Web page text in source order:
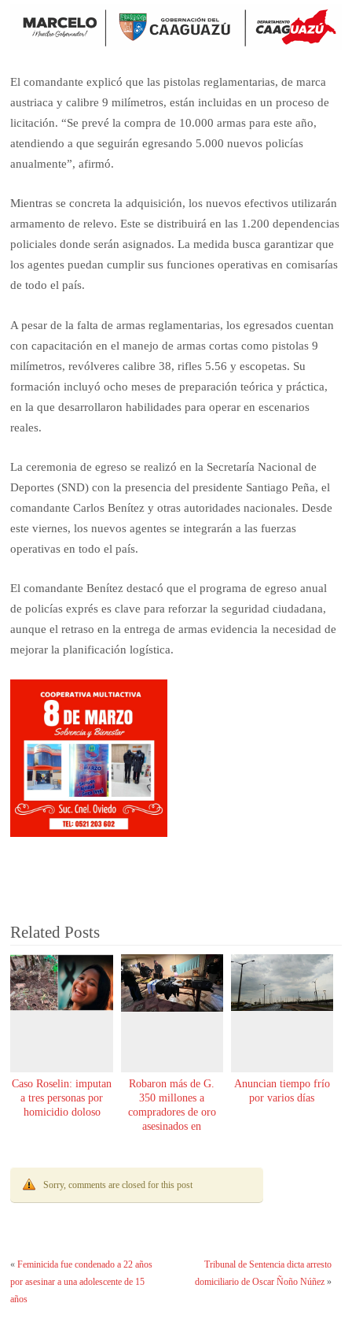
El comandante explicó que las pistolas reglamentarias, de marca
austriaca y calibre 9 milímetros, están incluidas en un proceso de
licitación. “Se prevé la compra de 10.000 armas para este año,
atendiendo a que seguirán egresando 5.000 nuevos policías
anualmente”, afirmó.
Mientras se concreta la adquisición, los nuevos efectivos utilizarán
armamento de relevo. Este se distribuirá en las 1.200 dependencias
policiales donde serán asignados. La medida busca garantizar que
los agentes puedan cumplir sus funciones operativas en comisarías
de todo el país.
A pesar de la falta de armas reglamentarias, los egresados cuentan
con capacitación en el manejo de armas cortas como pistolas 9
milímetros, revólveres calibre 38, rifles 5.56 y escopetas. Su
formación incluyó ocho meses de preparación teórica y práctica,
en la que desarrollaron habilidades para operar en escenarios
reales.
La ceremonia de egreso se realizó en la Secretaría Nacional de
Deportes (SND) con la presencia del presidente Santiago Peña, el
comandante Carlos Benítez y otras autoridades nacionales. Desde
este viernes, los nuevos agentes se integrarán a las fuerzas
operativas en todo el país.
El comandante Benítez destacó que el programa de egreso anual
de policías exprés es clave para reforzar la seguridad ciudadana,
aunque el retraso en la entrega de armas evidencia la necesidad de
mejorar la planificación logística.
Related Posts
Caso Roselin: imputan
a tres personas por
homicidio doloso
Robaron más de G.
350 millones a
compradores de oro
asesinados en
Anuncian tiempo frío
por varios días
Sorry, comments are closed for this post
«Feminicida fue condenado a 22 años
por asesinar a una adolescente de 15
años
Tribunal de Sentencia dicta arresto
domiciliario de Oscar Ñoño Núñez»